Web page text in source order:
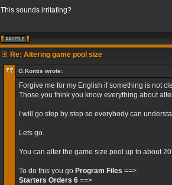
This sounds irritating?
Re: Altering game pool size
G.Kontis wrote:
Forgive me for my English if something is not
Those you think you know everything about
I will go step by step so everybody can
Lets go.
You can alter the game size pool up to about
To do this you go Program Files ==>
Starters Orders 6 ==>